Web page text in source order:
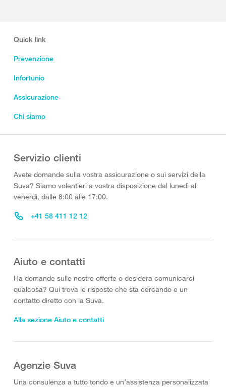
Quick link
Prevenzione
Infortunio
Assicurazione
Chi siamo
Servizio clienti
Avete domande sulla vostra assicurazione o sui servizi della
Suva? Siamo volentieri a vostra disposizione dal lunedì al
venerdì, dalle 8:00 alle 17:00.
+41 58 411 12 12
Aiuto e contatti
Ha domande sulle nostre offerte o desidera comunicarci
qualcosa? Qui trova le risposte che sta cercando e un
contatto diretto con la Suva.
Alla sezione Aiuto e contatti
Agenzie Suva
Una consulenza a tutto tondo e un’assistenza personalizzata